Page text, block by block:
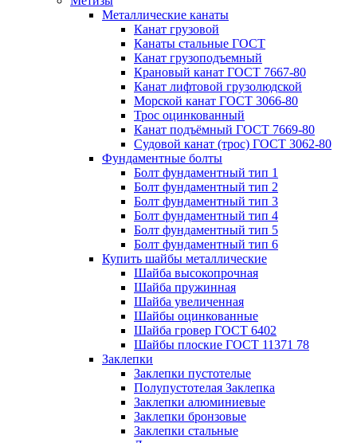
Металлические канаты
Канат грузовой
Канаты стальные ГОСТ
Канат грузоподъемный
Крановый канат ГОСТ 7667-80
Канат лифтовой грузолюдской
Морской канат ГОСТ 3066-80
Трос оцинкованный
Канат подъёмный ГОСТ 7669-80
Судовой канат (трос) ГОСТ 3062-80
Фундаментные болты
Болт фундаментный тип 1
Болт фундаментный тип 2
Болт фундаментный тип 3
Болт фундаментный тип 4
Болт фундаментный тип 5
Болт фундаментный тип 6
Купить шайбы металлические
Шайба высокопрочная
Шайба пружинная
Шайба увеличенная
Шайбы оцинкованные
Шайба гровер ГОСТ 6402
Шайбы плоские ГОСТ 11371 78
Заклепки
Заклепки пустотелые
Полупустотелая Заклепка
Заклепки алюминиевые
Заклепки бронзовые
Заклепки стальные